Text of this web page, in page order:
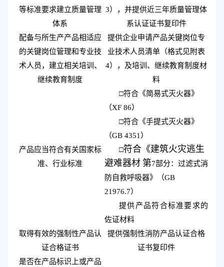
等标准要求建立质量管理
体系
3），并提供近三年质量管理体
系认证证书复印件
配备与所生产产品相适应
的关键岗位管理和专业技
术人员，建立相关培训、
继续教育制度
提供企业申请产品关键岗位专
业技术人员清单（格式见附表
4），及培训、继续教育制度材
料
产品应当符合有关国家标
准、行业标准
□符合《简易式灭火器》
（XF 86）
□符合《手提式灭火器》
（GB 4351 ）
□符合《建筑火灾逃生
避难器材 第7部分：过滤式消
防自救呼吸器》
（GB
21976.7）
提供产品符合标准要求的
佐证材料
取得有效的强制性产品认
证合格证书
提供强制性消防产品认证合格
证书复印件
是否在产品标识上或产品